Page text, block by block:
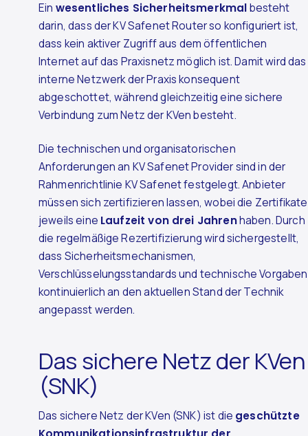
Ein wesentliches Sicherheitsmerkmalbesteht
darin, dass der KV Safenet Router so konfiguriert ist,
dass kein aktiver Zugriff aus dem öffentlichen
Internet auf das Praxisnetz möglich ist. Damit wird das
interne Netzwerk der Praxis konsequent
abgeschottet, während gleichzeitig eine sichere
Verbindung zum Netz der KVen besteht.
Die technischen und organisatorischen
Anforderungen an KV Safenet Provider sind in der
Rahmenrichtlinie KV Safenet festgelegt. Anbieter
müssen sich zertifizieren lassen, wobei die Zertifikate
jeweils eine Laufzeit von drei Jahrenhaben. Durch
die regelmäßige Rezertifizierung wird sichergestellt,
dass Sicherheitsmechanismen,
Verschlüsselungsstandards und technische Vorgaben
kontinuierlich an den aktuellen Stand der Technik
angepasst werden.
Das sichere Netz der KVen
(SNK)
Das sichere Netz der KVen (SNK) ist die geschützte